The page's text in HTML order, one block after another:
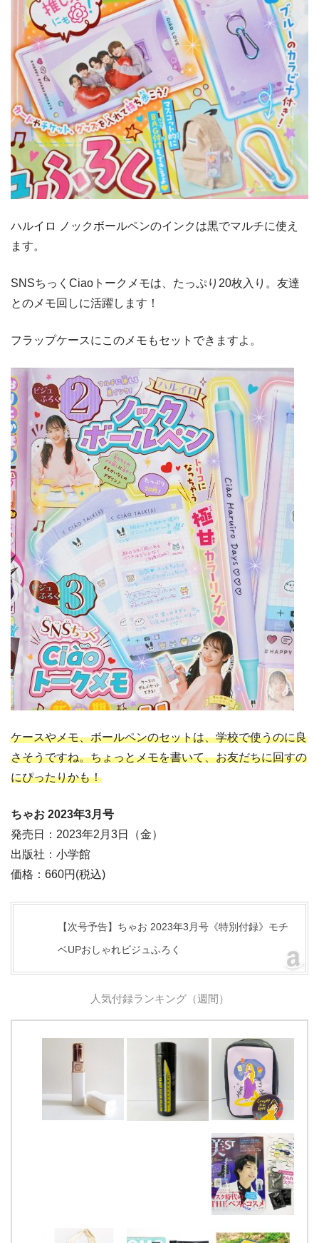
ハルイロ ノックボールペンのインクは黒でマルチに使え
ます。
SNSちっくCiaoトークメモは、たっぷり20枚入り。友達
とのメモ回しに活躍します！
フラップケースにこのメモもセットできますよ。
ケースやメモ、ボールペンのセットは、学校で使うのに良
さそうですね。ちょっとメモを書いて、お友だちに回すの
にぴったりかも！
ちゃお 2023年3月 号
発売日：2023年2月3日（金）
出版社：小学館
価格：660円(税込)
【次号予告】ちゃお 2023年3月号《特別付録》モチ
ベUPおしゃれビジュふろく
人気付録ランキング（週間）